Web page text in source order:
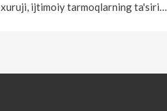
xuruji, ijtimoiy tarmoqlarning ta'siri…